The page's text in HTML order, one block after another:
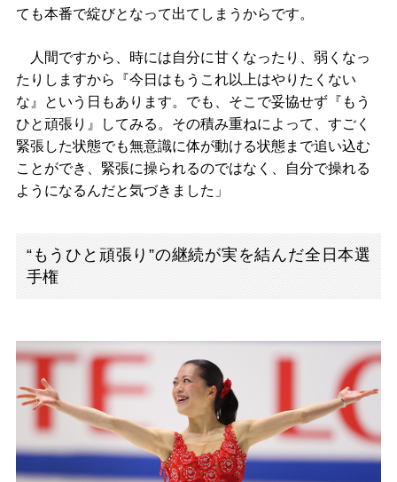
ても本番で綻びとなって出てしまうからです。
人間ですから、時には自分に甘くなったり、弱くなっ
たりしますから『今日はもうこれ以上はやりたくない
な』という日もあります。でも、そこで妥協せず『もう
ひと頑張り』してみる。その積み重ねによって、すごく
緊張した状態でも無意識に体が動ける状態まで追い込む
ことができ、緊張に操られるのではなく、自分で操れる
ようになるんだと気づきました」
“もうひと頑張り”の継続が実を結んだ全日本選
手権